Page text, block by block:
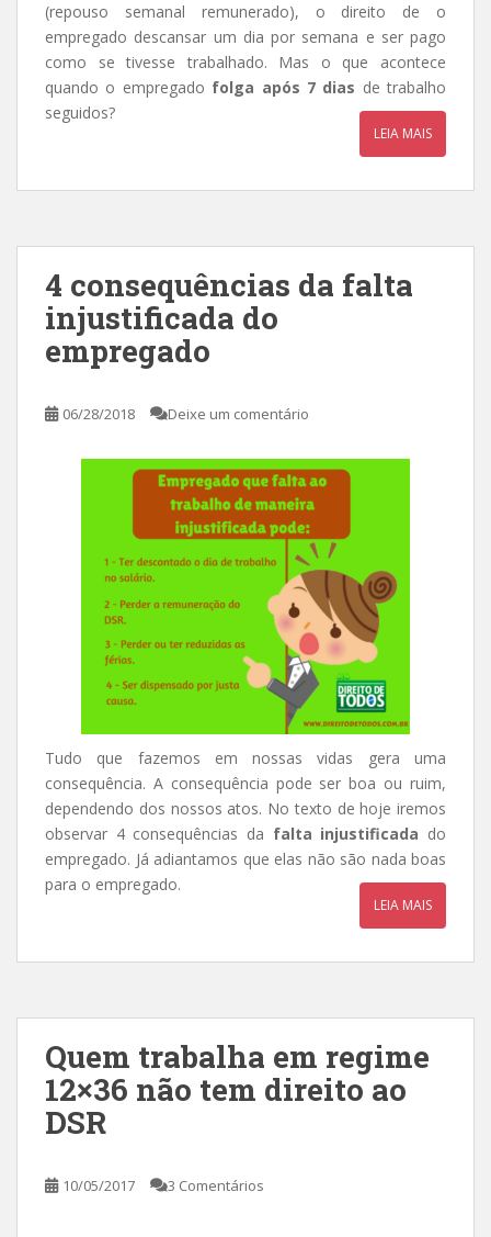
(repouso semanal remunerado), o direito de o
empregado descansar um dia por semana e ser pago
como se tivesse trabalhado. Mas o que acontece
quando o empregado folga após 7 dias de trabalho
seguidos?
LEIA MAIS
4 consequências da falta
injustificada do
empregado
06/28/2018 Deixe um comentário
Tudo que fazemos em nossas vidas gera uma
consequência. A consequência pode ser boa ou ruim,
dependendo dos nossos atos. No texto de hoje iremos
observar 4 consequências da falta injustificada do
empregado. Já adiantamos que elas não são nada boas
para o empregado.
LEIA MAIS
Quem trabalha em regime
12×36 não tem direito ao
DSR
10/05/2017 3 Comentários